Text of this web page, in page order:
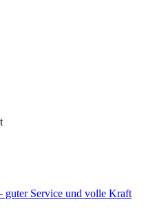
guter Service und volle Kraft